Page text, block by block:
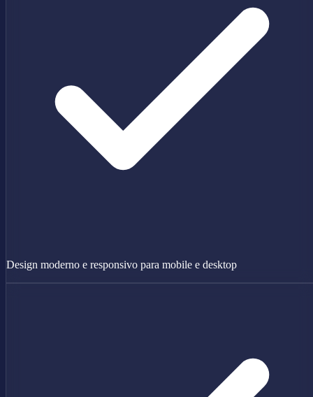
Design moderno e responsivo para mobile e desktop